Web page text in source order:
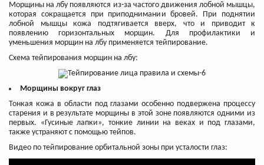
Морщины на лбу появляются из-за частого движения лобной мышцы,
которая сокращается при приподнимании бровей. При поднятии
лобной мышцы кожа подтягивается вверх, что и приводит к
появлению горизонтальных морщин. Для профилактики и
уменьшения морщин на лбу применяется тейпирование.
Схема тейпирования морщин на лбу:
Морщины вокруг глаз
Тонкая кожа в области под глазами особенно подвержена процессу
старения и в результате морщины в этой зоне появляются одними из
первых. «Гусиные лапки», тонкие линии на веках и под глазами,
также устраняют с помощью тейпов.
Видео по тейпирование орбитальной зоны при усталости глаз: